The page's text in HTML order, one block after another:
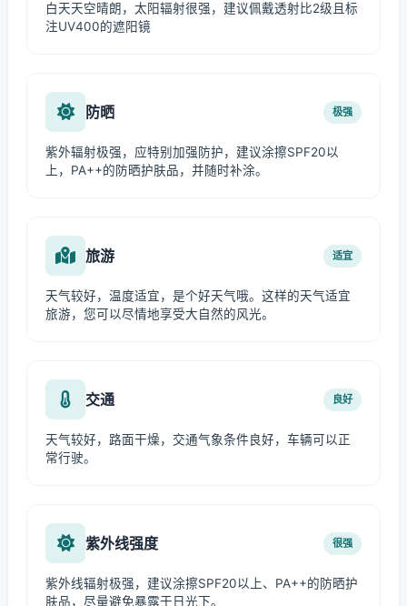
白天天空晴朗，太阳辐射很强，建议佩戴透射比2级且标
注UV400的遮阳镜
防晒 极强
紫外辐射极强，应特别加强防护，建议涂擦SPF20以
上，PA++的防晒护肤品，并随时补涂。
旅游 适宜
天气较好，温度适宜，是个好天气哦。这样的天气适宜
旅游，您可以尽情地享受大自然的风光。
交通 良好
天气较好，路面干燥，交通气象条件良好，车辆可以正
常行驶。
紫外线强度 很强
紫外线辐射极强，建议涂擦SPF20以上、PA++的防晒护
肤品，尽量避免暴露于日光下。